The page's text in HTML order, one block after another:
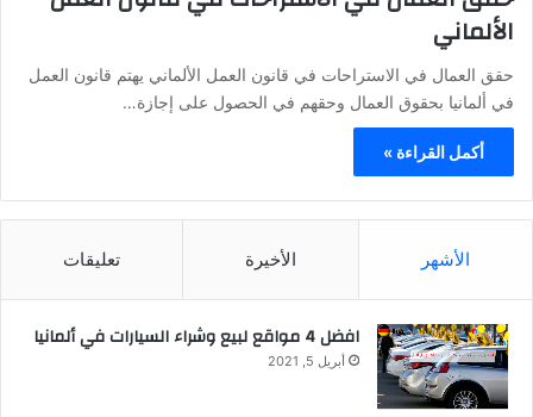
الألماني
حقق العمال في الاستراحات في قانون العمل الألماني يهتم قانون العمل
في ألمانيا بحقوق العمال وحقهم في الحصول على إجازة…
أكمل القراءة »
الأشهر الأخيرة تعليقات
افضل 4 مواقع لبيع وشراء السيارات في ألمانيا
أبريل 5, 2021